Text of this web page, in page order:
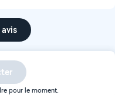
pour le moment.